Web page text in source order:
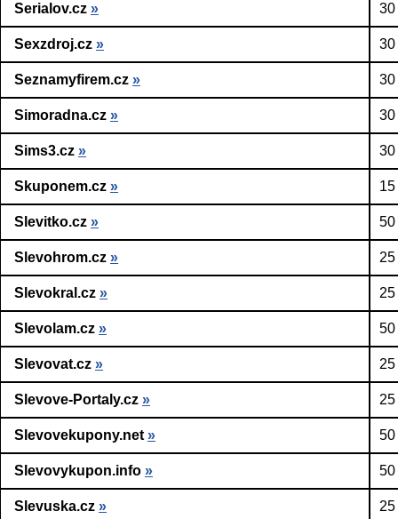
Serialov.cz » 30
Sexzdroj.cz » 30
Seznamyfirem.cz » 30
Simoradna.cz » 30
Sims3.cz » 30
Skuponem.cz »
Slevitko.cz » 50
Slevohrom.cz »
Slevokral.cz »
Slevolam.cz » 50
Slevovat.cz »
Slevove-Portaly.cz »
Slevovekupony.net » 50
Slevovykupon.info » 50
Slevuska.cz »